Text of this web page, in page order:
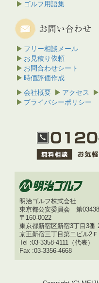
ゴルフ用語集
フリー相談メール
お見積り依頼
お問合わせシート
時価評価作成
会社概要
アクセス
プライバシーポリシー
明治ゴルフ株式会社
東京都公安委員会 第
〒160-0022
東京都新宿区新宿3丁目3番
京王新宿三丁目第二ビル2Ｆ
Tel :03-3358-4111（代表）
Fax :03-3356-4668